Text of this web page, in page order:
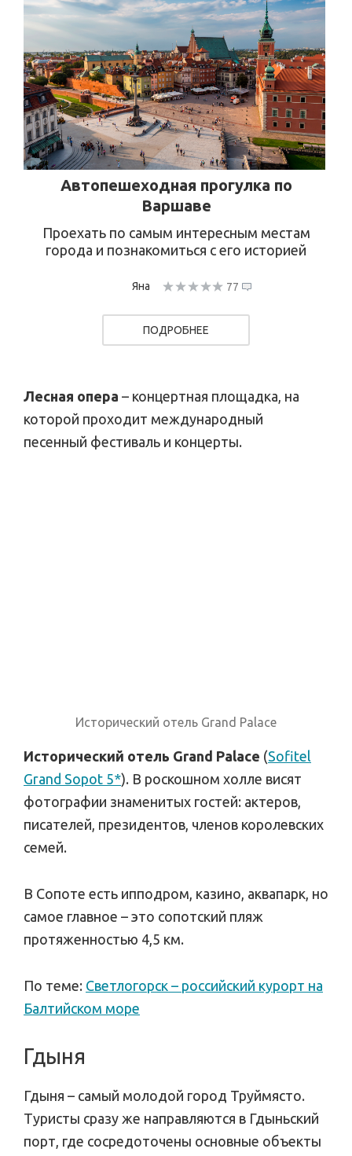
Автопешеходная прогулка по
Варшаве
Проехать по самым интересным местам
города и познакомиться с его историей
Яна 77
ПОДРОБНЕЕ
Лесная опера – концертная площадка, на
которой проходит международный
песенный фестиваль и концерты.
Исторический отель Grand Palace
Исторический отель Grand Palace (Sofitel
Grand Sopot 5*). В роскошном холле висят
фотографии знаменитых гостей: актеров,
писателей, президентов, членов королевских
семей.
В Сопоте есть ипподром, казино, аквапарк, но
самое главное – это сопотский пляж
протяженностью 4,5 км.
По теме: Светлогорск – российский курорт на
Балтийском море
Гдыня
Гдыня – самый молодой город Труймясто.
Туристы сразу же направляются в Гдыньский
порт, где сосредоточены основные объекты